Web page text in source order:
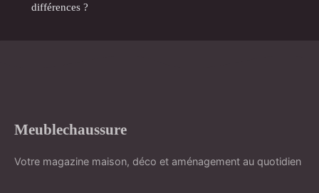
différences ?
Meublechaussure
Votre magazine maison, déco et aménagement au quotidien